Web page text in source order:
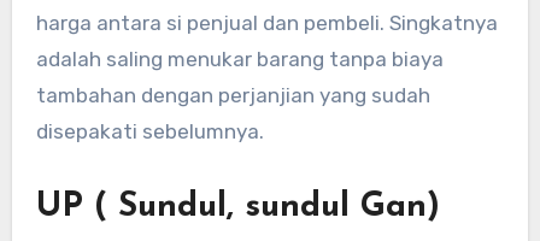
harga antara si penjual dan pembeli. Singkatnya
adalah saling menukar barang tanpa biaya
tambahan dengan perjanjian yang sudah
disepakati sebelumnya.
UP ( Sundul, sundul Gan)